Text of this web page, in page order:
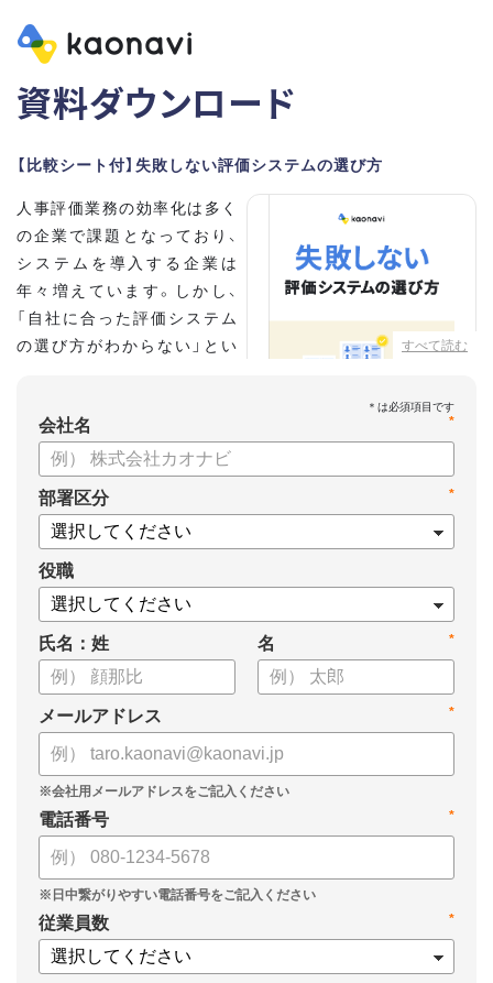
資料ダウンロード
【比較シート付】失敗しない評価システムの選び方
すべて読む
人事評価業務の効率化は多く
の企業で課題となっており、
システムを導入する企業は
年々増えています。しかし、
「自社に合った評価システム
の選び方がわからない」とい
こちらの資料では、
・人事評価システムが必要な企業の特徴
・導入検討に必要な3つの視点
・7つの選定ポイント
についてまとめましたので、ぜひお役立てください。
*
会社名
*
部署区分
役職
氏名：姓 *
名
*
メールアドレス
*
電話番号
*
従業員数